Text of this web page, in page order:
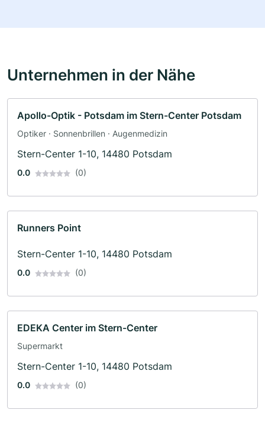
Unternehmen in der Nähe
Apollo-Optik - Potsdam im Stern-Center Potsdam
Optiker · Sonnenbrillen · Augenmedizin
Stern-Center 1-10, 14480 Potsdam
0.0 (0)
Runners Point
Stern-Center 1-10, 14480 Potsdam
0.0 (0)
EDEKA Center im Stern-Center
Supermarkt
Stern-Center 1-10, 14480 Potsdam
0.0 (0)